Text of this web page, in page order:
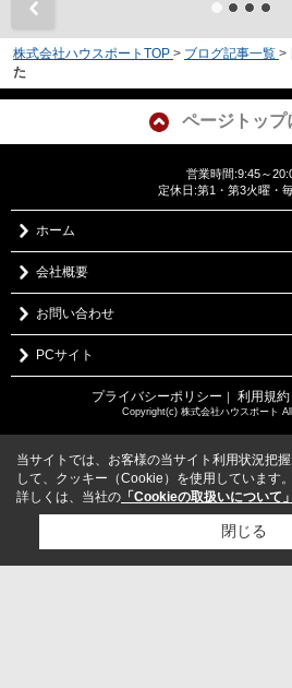
株式会社ハウスポートTOP > ブログ記事一覧 >
た
ページトップ
営業時間:9:45～
定休日:第1・第3火曜・
ホーム
会社概要
お問い合わせ
PCサイト
プライバシーポリシー ｜ 利用規約
Copyright(c) 株式会社ハウスポート
当サイトでは、お客様の当サイト利用状況把
して、クッキー（Cookie）を使用しています。
詳しくは、当社の 「Cookieの取扱いについて」
閉じる